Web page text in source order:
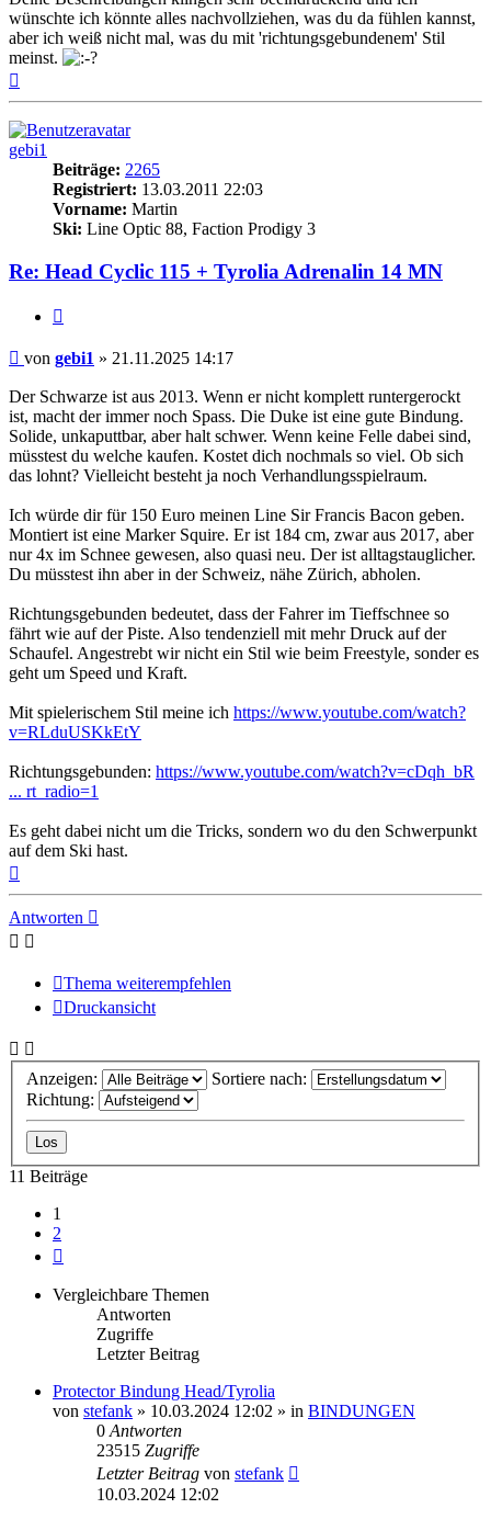
wünschte ich könnte alles nachvollziehen, was du da fühlen kannst,
aber ich weiß nicht mal, was du mit 'richtungsgebundenem' Stil
meinst.
gebi1
Beiträge: 2265
Registriert: 13.03.2011 22:03
Vorname: Martin
Ski: Line Optic 88, Faction Prodigy 3
Re: Head Cyclic 115 + Tyrolia Adrenalin 14 MN
Beitrag
von gebi1 » 21.11.2025 14:17
Der Schwarze ist aus 2013. Wenn er nicht komplett runtergerockt
ist, macht der immer noch Spass. Die Duke ist eine gute Bindung.
Solide, unkaputtbar, aber halt schwer. Wenn keine Felle dabei sind,
müsstest du welche kaufen. Kostet dich nochmals so viel. Ob sich
das lohnt? Vielleicht besteht ja noch Verhandlungsspielraum.
Ich würde dir für 150 Euro meinen Line Sir Francis Bacon geben.
Montiert ist eine Marker Squire. Er ist 184 cm, zwar aus 2017, aber
nur 4x im Schnee gewesen, also quasi neu. Der ist alltagstauglicher.
Du müsstest ihn aber in der Schweiz, nähe Zürich, abholen.
Richtungsgebunden bedeutet, dass der Fahrer im Tieffschnee so
fährt wie auf der Piste. Also tendenziell mit mehr Druck auf der
Schaufel. Angestrebt wir nicht ein Stil wie beim Freestyle, sonder es
geht um Speed und Kraft.
Mit spielerischem Stil meine ich https://www.youtube.com/watch?
v=RLduUSKkEtY
Richtungsgebunden: https://www.youtube.com/watch?v=cDqh_bR
... rt_radio=1
Es geht dabei nicht um die Tricks, sondern wo du den Schwerpunkt
auf dem Ski hast.
Antworten
Thema weiterempfehlen
Druckansicht
Anzeigen:
Sortiere nach:
Richtung:
11 Beiträge
1
2
Vergleichbare Themen
Antworten
Zugriffe
Letzter Beitrag
Protector Bindung Head/Tyrolia
von stefank » 10.03.2024 12:02 » in BINDUNGEN
0 Antworten
23515 Zugriffe
Letzter Beitrag von stefank
10.03.2024 12:02